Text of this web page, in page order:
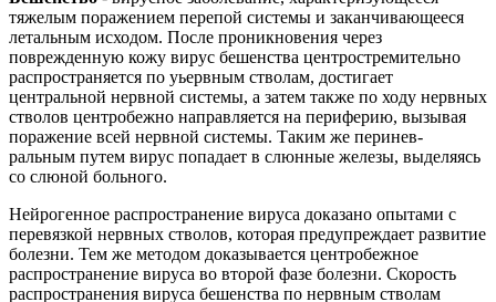
тяжелым поражением перепой системы и заканчивающееся
летальным исходом. После проникновения через
поврежденную кожу вирус бешенства центростремительно
распространяется по уьервным стволам, достигает
центральной нервной системы, а затем также по ходу нервных
стволов центробежно направляется на периферию, вызывая
поражение всей нервной системы. Таким же перинев-
ральным путем вирус попадает в слюнные железы, выделяясь
со слюной больного.
Нейрогенное распространение вируса доказано опытами с
перевязкой нервных стволов, которая предупреждает развитие
болезни. Тем же методом доказывается центробежное
распространение вируса во второй фазе болезни. Скорость
распространения вируса бешенства по нервным стволам